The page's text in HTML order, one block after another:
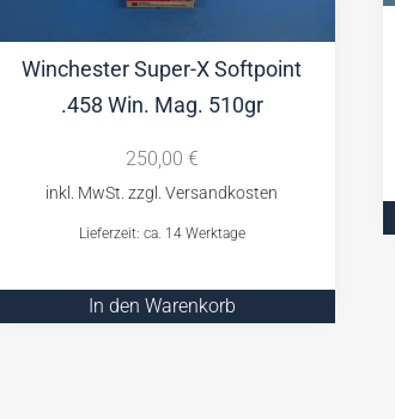
Winchester Super-X Softpoint
.458 Win. Mag. 510gr
250,00 €
Lieferzeit: ca. 14 Werktage
In den Warenkorb